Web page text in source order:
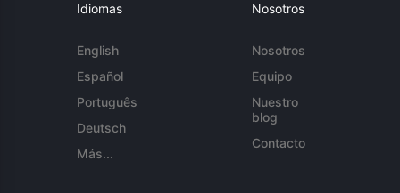
Idiomas
English
Español
Português
Deutsch
Más...
Nosotros
Nosotros
Equipo
Nuestro
blog
Contacto